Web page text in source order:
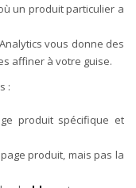
un produit particulier a
vous donne des
affiner à votre guise.
:
produit spécifique et
produit, mais pas la